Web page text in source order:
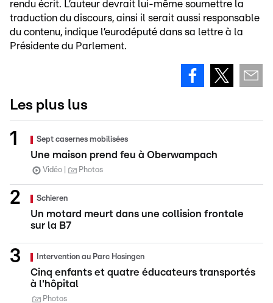
rendu écrit. L’auteur devrait lui-même soumettre la
traduction du discours, ainsi il serait aussi responsable
du contenu, indique l’eurodéputé dans sa lettre à la
Présidente du Parlement.
Les plus lus
Sept casernes mobilisées
Une maison prend feu à Oberwampach
Vidéo Photos
Schieren
Un motard meurt dans une collision frontale
sur la B7
Intervention au Parc Hosingen
Cinq enfants et quatre éducateurs transportés
à l'hôpital
Photos